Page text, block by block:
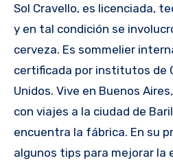
Sol Cravello, es licenciada,
y en tal condición se
cerveza. Es sommelier
certificada por institutos de
Unidos. Vive en Buenos
con viajes a la ciudad de
encuentra la fábrica. En su
algunos tips para mejorar la